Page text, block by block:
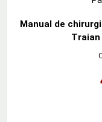
Manual de
Traian